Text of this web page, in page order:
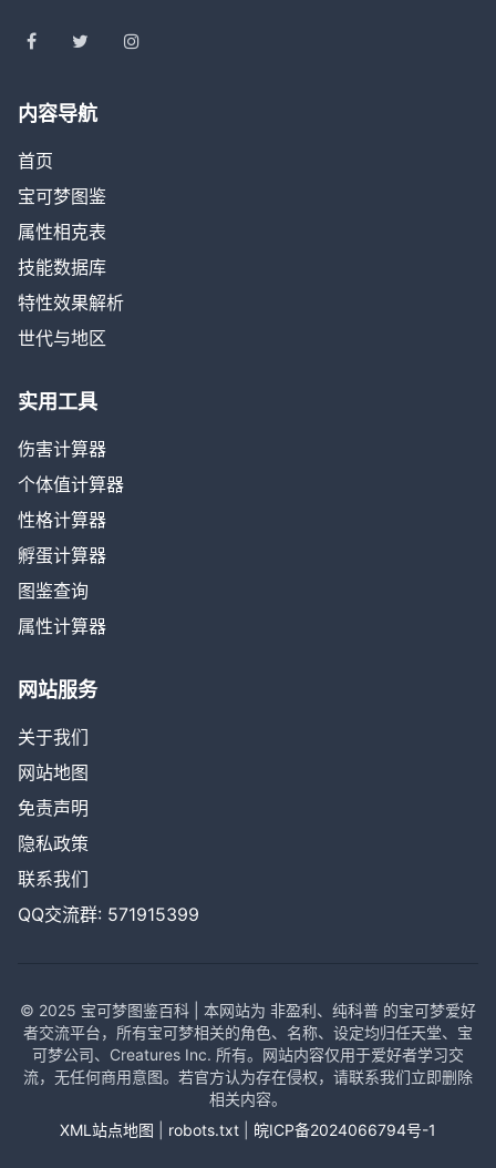
内容导航
首页
宝可梦图鉴
属性相克表
技能数据库
特性效果解析
世代与地区
实用工具
伤害计算器
个体值计算器
性格计算器
孵蛋计算器
图鉴查询
属性计算器
网站服务
关于我们
网站地图
免责声明
隐私政策
联系我们
QQ交流群: 571915399
© 2025 宝可梦图鉴百科 | 本网站为 非盈利、纯科普 的宝可梦爱好
者交流平台，所有宝可梦相关的角色、名称、设定均归任天堂、宝
可梦公司、Creatures Inc. 所有。网站内容仅用于爱好者学习交
流，无任何商用意图。若官方认为存在侵权，请联系我们立即删除
相关内容。
XML站点地图
robots.txt 皖ICP备2024066794号-1